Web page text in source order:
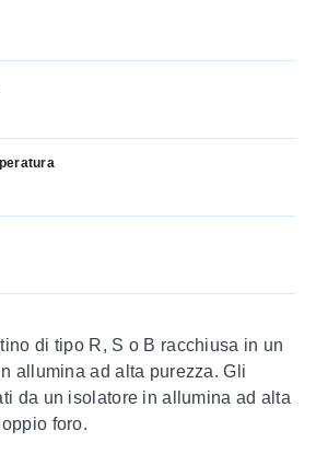
di tipo R, S o B racchiusa in un
allumina ad alta purezza. Gli
da un isolatore in allumina ad alta
foro.